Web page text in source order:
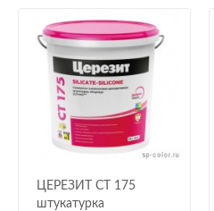
ЦЕРЕЗИТ CT 175
штукатурка